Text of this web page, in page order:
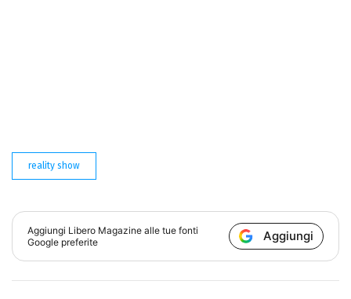
reality show
Aggiungi Libero Magazine alle tue fonti
Google preferite
Aggiungi